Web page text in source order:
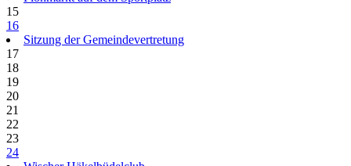
15
16
Sitzung der Gemeindevertretung
17
18
19
20
21
22
23
24